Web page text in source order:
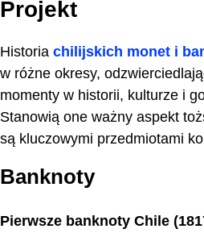
Projekt
Historia chilijskich monet i
w różne okresy,
momenty w historii, kulturze i
Stanowią one ważny aspekt
są kluczowymi przedmiotami
Banknoty
Pierwsze banknoty Chile